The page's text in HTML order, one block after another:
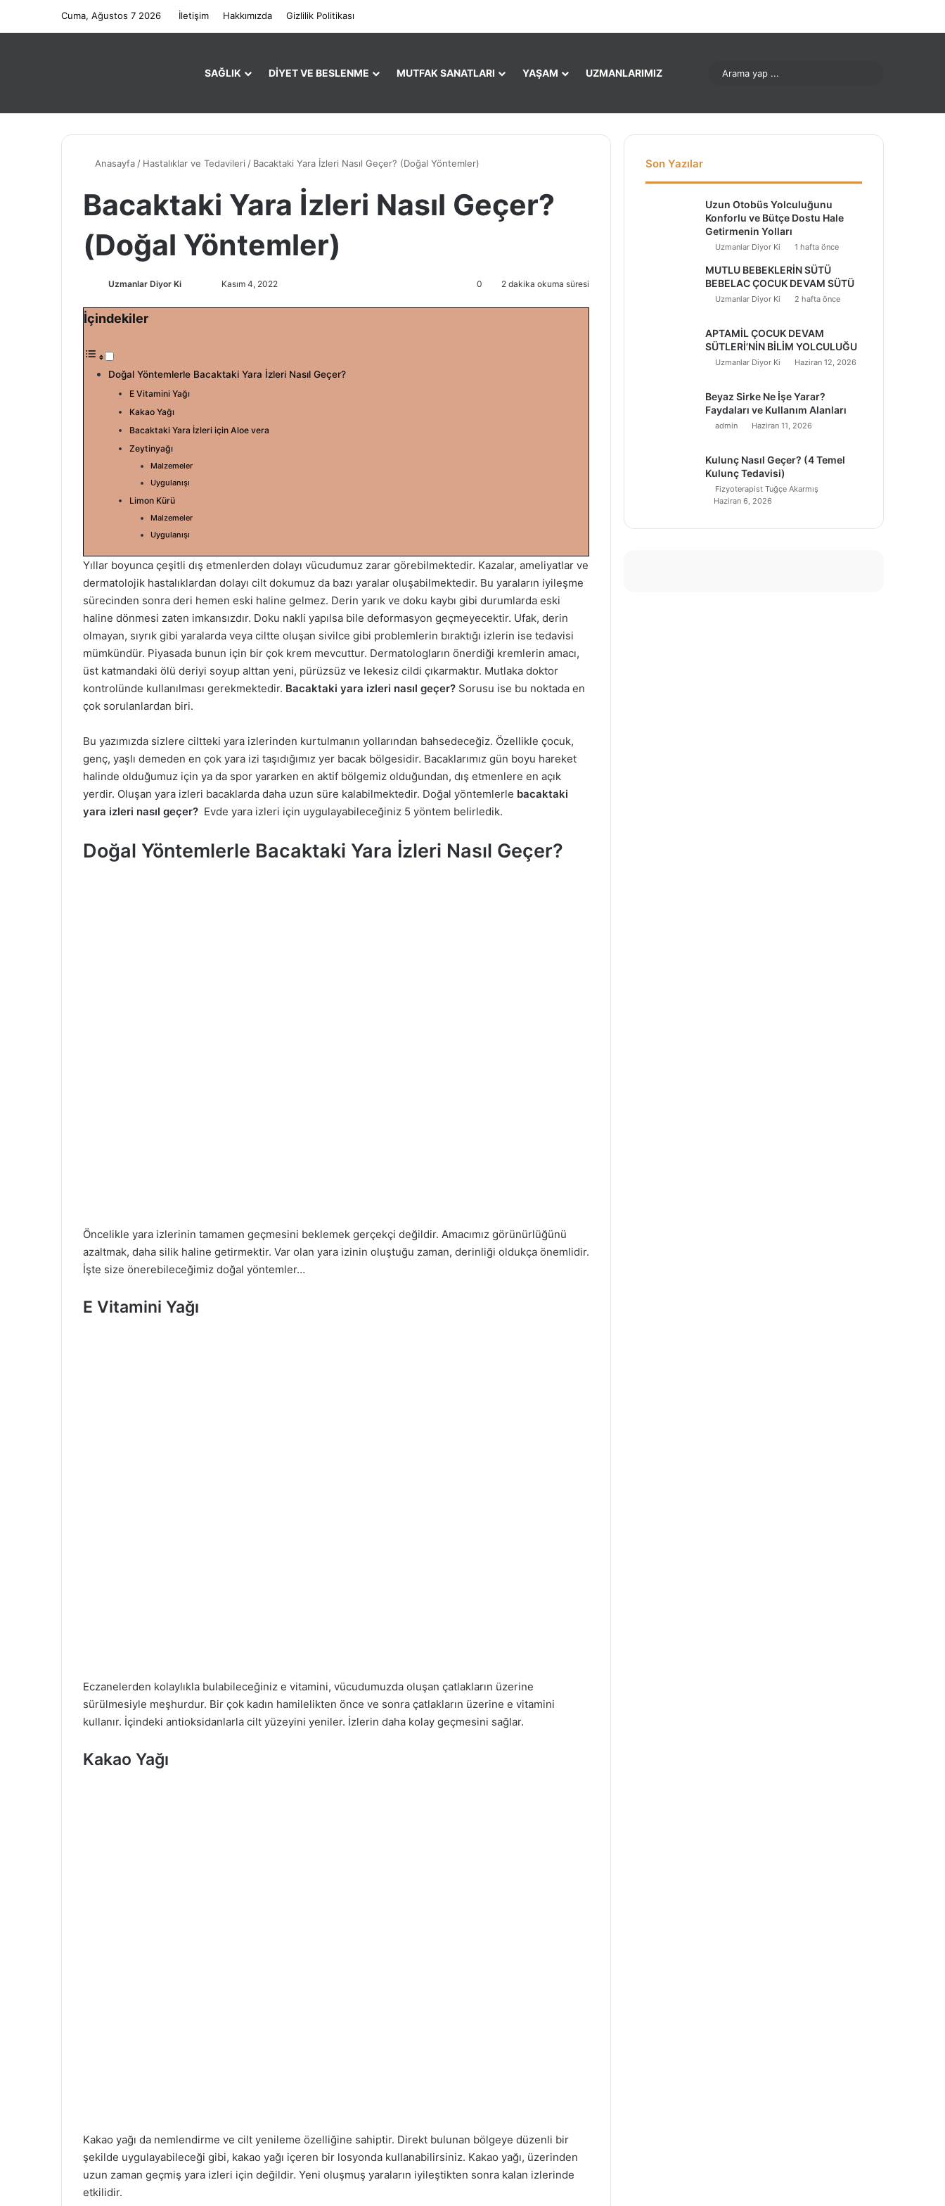
Cuma, Ağustos 7 2026 İletişim Hakkımızda Gizlilik Politikası
SAĞLIK DIYET VE BESLENME MUTFAK SANATLARI YAŞAM UZMANLARIMIZ
Anasayfa / Hastalıklar ve Tedavileri / Bacaktaki Yara İzleri Nasıl Geçer? (Doğal Yöntemler)
Bacaktaki Yara İzleri Nasıl Geçer?
(Doğal Yöntemler)
Uzmanlar Diyor Ki
w
a
m
e
k
Kasım 4, 2022 0 2 dakika okuma süresi
İçindekiler
Doğal Yöntemlerle Bacaktaki Yara İzleri Nasıl Geçer?
E Vitamini Yağı
Kakao Yağı
Bacaktaki Yara İzleri için Aloe vera
Zeytinyağı
Malzemeler
Uygulanışı
Limon Kürü
Malzemeler
Uygulanışı
Yıllar boyunca çeşitli dış etmenlerden dolayı vücudumuz zarar görebilmektedir. Kazalar, ameliyatlar ve
dermatolojik hastalıklardan dolayı cilt dokumuz da bazı yaralar oluşabilmektedir. Bu yaraların iyileşme
sürecinden sonra deri hemen eski haline gelmez. Derin yarık ve doku kaybı gibi durumlarda eski
haline dönmesi zaten imkansızdır. Doku nakli yapılsa bile deformasyon geçmeyecektir. Ufak, derin
olmayan, sıyrık gibi yaralarda veya ciltte oluşan sivilce gibi problemlerin bıraktığı izlerin ise tedavisi
mümkündür. Piyasada bunun için bir çok krem mevcuttur. Dermatologların önerdiği kremlerin amacı,
üst katmandaki ölü deriyi soyup alttan yeni, pürüzsüz ve lekesiz cildi çıkarmaktır. Mutlaka doktor
kontrolünde kullanılması gerekmektedir. Bacaktaki yara izleri nasıl geçer? Sorusu ise bu noktada en
çok sorulanlardan biri.
Bu yazımızda sizlere ciltteki yara izlerinden kurtulmanın yollarından bahsedeceğiz. Özellikle çocuk,
genç, yaşlı demeden en çok yara izi taşıdığımız yer bacak bölgesidir. Bacaklarımız gün boyu hareket
halinde olduğumuz için ya da spor yararken en aktif bölgemiz olduğundan, dış etmenlere en açık
yerdir. Oluşan yara izleri bacaklarda daha uzun süre kalabilmektedir. Doğal yöntemlerle bacaktaki
yara izleri nasıl geçer? Evde yara izleri için uygulayabileceğiniz 5 yöntem belirledik.
Doğal Yöntemlerle Bacaktaki Yara İzleri Nasıl Geçer?
Öncelikle yara izlerinin tamamen geçmesini beklemek gerçekçi değildir. Amacımız görünürlüğünü
azaltmak, daha silik haline getirmektir. Var olan yara izinin oluştuğu zaman, derinliği oldukça önemlidir.
İşte size önerebileceğimiz doğal yöntemler…
E Vitamini Yağı
Eczanelerden kolaylıkla bulabileceğiniz e vitamini, vücudumuzda oluşan çatlakların üzerine
sürülmesiyle meşhurdur. Bir çok kadın hamilelikten önce ve sonra çatlakların üzerine e vitamini
kullanır. İçindeki antioksidanlarla cilt yüzeyini yeniler. İzlerin daha kolay geçmesini sağlar.
Kakao Yağı
Kakao yağı da nemlendirme ve cilt yenileme özelliğine sahiptir. Direkt bulunan bölgeye düzenli bir
şekilde uygulayabileceği gibi, kakao yağı içeren bir losyonda kullanabilirsiniz. Kakao yağı, üzerinden
uzun zaman geçmiş yara izleri için değildir. Yeni oluşmuş yaraların iyileştikten sonra kalan izlerinde
etkilidir.
Son Yazılar
Uzun Otobüs Yolculuğunu
Konforlu ve Bütçe Dostu Hale
Getirmenin Yolları
Uzmanlar Diyor Ki 1 hafta önce
MUTLU BEBEKLERİN SÜTÜ
BEBELAC ÇOCUK DEVAM SÜTÜ
Uzmanlar Diyor Ki 2 hafta önce
APTAMİL ÇOCUK DEVAM
SÜTLERİ’NİN BİLİM YOLCULUĞU
Uzmanlar Diyor Ki Haziran 12, 2026
Beyaz Sirke Ne İşe Yarar?
Faydaları ve Kullanım Alanları
admin Haziran 11, 2026
Kulunç Nasıl Geçer? (4 Temel
Kulunç Tedavisi)
Fizyoterapist Tuğçe Akarmış
Haziran 6, 2026